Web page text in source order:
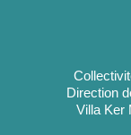
Direction
Villa Ker